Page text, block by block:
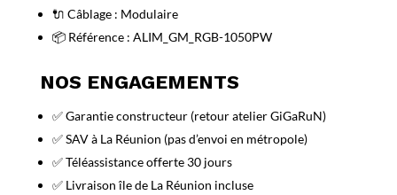
🔌 Câblage : Modulaire
📦 Référence : ALIM_GM_RGB-1050PW
NOS ENGAGEMENTS
✅ Garantie constructeur (retour atelier GiGaRuN)
✅ SAV à La Réunion (pas d’envoi en métropole)
✅ Téléassistance offerte 30 jours
✅ Livraison île de La Réunion incluse